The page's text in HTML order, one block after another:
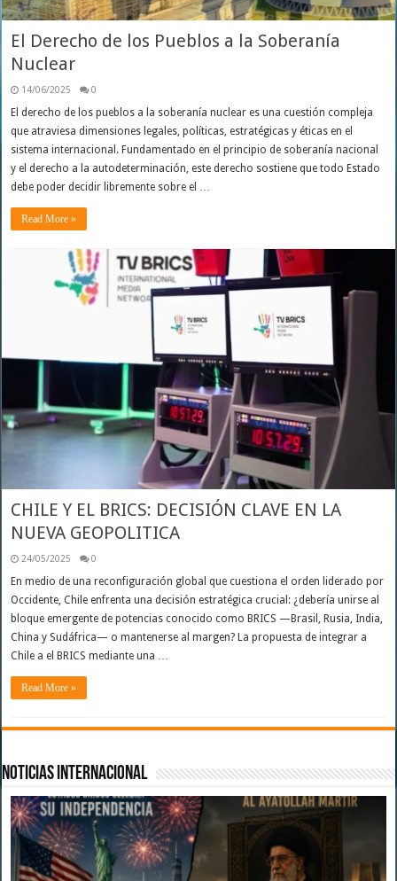
El Derecho de los Pueblos a la Soberanía
Nuclear
14/06/2025 0
El derecho de los pueblos a la soberanía nuclear es una cuestión compleja
que atraviesa dimensiones legales, políticas, estratégicas y éticas en el
sistema internacional. Fundamentado en el principio de soberanía nacional
y el derecho a la autodeterminación, este derecho sostiene que todo Estado
debe poder decidir libremente sobre el …
Read More »
CHILE Y EL BRICS: DECISIÓN CLAVE EN LA
NUEVA GEOPOLITICA
24/05/2025 0
En medio de una reconfiguración global que cuestiona el orden liderado por
Occidente, Chile enfrenta una decisión estratégica crucial: ¿debería unirse al
bloque emergente de potencias conocido como BRICS —Brasil, Rusia, India,
China y Sudáfrica— o mantenerse al margen? La propuesta de integrar a
Chile a el BRICS mediante una …
Read More »
Noticias Internacional